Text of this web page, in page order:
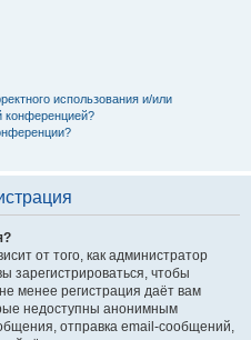
использования и/или
конференцией?
от того, как администратор
зарегистрироваться, чтобы
менее регистрация даёт вам
недоступны анонимным
отправка email-сообщений,